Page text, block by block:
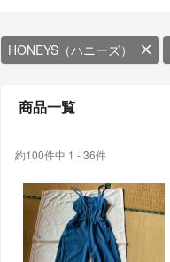
HONEYS（ハニーズ）
商品一覧
約100件中 1 - 36件